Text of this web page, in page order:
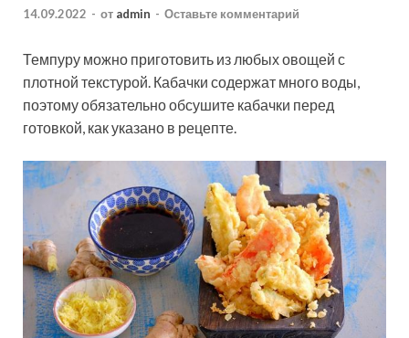
14.09.2022 - от admin - Оставьте комментарий
Темпуру можно приготовить из любых овощей с
плотной текстурой. Кабачки содержат много воды,
поэтому обязательно обсушите кабачки перед
готовкой, как указано в рецепте.